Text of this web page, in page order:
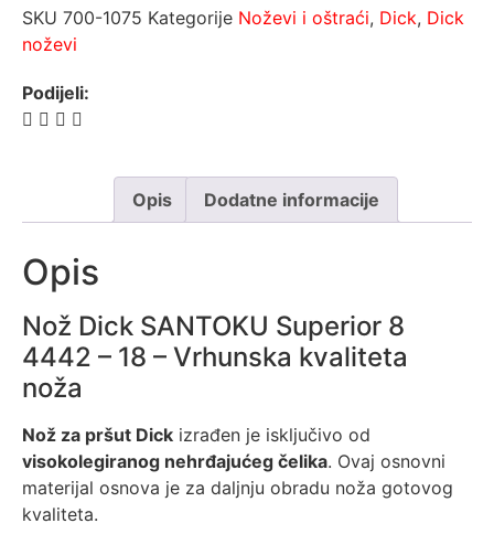
SKU 700-1075 Kategorije Noževi i oštraći, Dick, Dick
noževi
Podijeli:
Opis Dodatne informacije
Opis
Nož Dick SANTOKU Superior 8
4442 – 18 – Vrhunska kvaliteta
noža
Nož za pršut Dick izrađen je isključivo od
visokolegiranog nehrđajućeg čelika. Ovaj osnovni
materijal osnova je za daljnju obradu noža gotovog
kvaliteta.